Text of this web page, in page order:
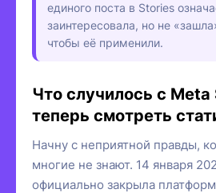
единого поста в Stories
заинтересовала, но не
чтобы её применили.
Что случилось с Meta
теперь смотреть
Начну с неприятной правды,
многие не знают. 14 января
официально закрыла